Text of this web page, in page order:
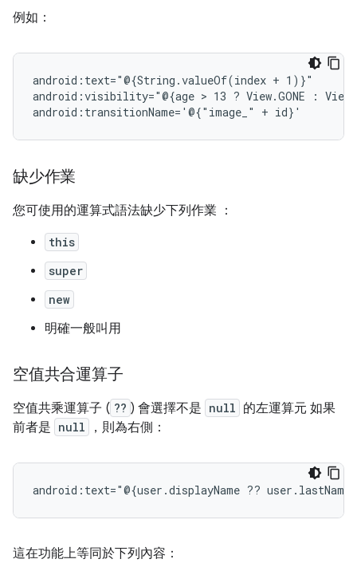
例如：
android:text="@{String.valueOf(index + 1)}"
android:visibility="@{age > 13 ? View.GONE :
android:transitionName='@{"image_"
+
缺少作業
您可使用的運算式語法缺少下列作業 ：
this
super
new
明確一般叫用
空值共合運算子
空值共乘運算子 ( ?? ) 會選擇不是 null 的左運算元 如果
前者是 null ，則為右側：
android:text="@{user.displayName ??
這在功能上等同於下列內容：